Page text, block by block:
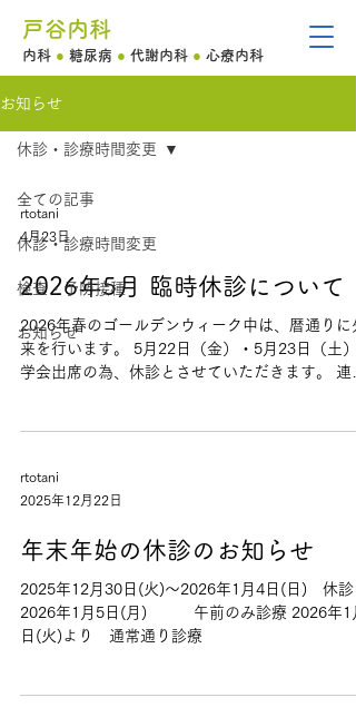
戸谷内科
内科 ● 糖尿病 ● 代謝内科 ● 心療内科
お知らせ
全ての記事
休診・診療時間変更
検査・予防接種
お知らせ
休診・診療時間変更
rtotani
4月23日
2026年5月 臨時休診について
2026年春のゴールデンウィーク中は、暦通りに
来を行います。 5月22日（金）・5月23日（土）
学会出席の為、休診とさせていただきます。 連
rtotani
2025年12月22日
年末年始の休診のお知らせ
2025年12月30日(火)～2026年1月4日(日) 休診
2026年1月5日(月) 午前のみ診療 2026年1
日(火)より 通常通り診療